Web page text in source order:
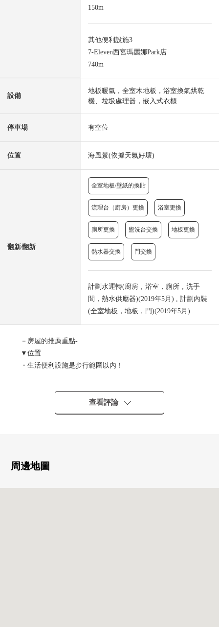
150m
其他便利設施3
7-Eleven西宮瑪麗娜Park店
740m
設備
地板暖氣，全室木地板，浴室換氣烘乾
機、垃圾處理器，嵌入式衣櫃
停車場 有空位
位置 海風景(依據天氣好壞)
翻新⁄翻新
全室地板/壁紙的換貼
流理台（廚房）更換 浴室更換
廁所更換 盥洗台交換 地板更換
熱水器交換 門交換
計劃水運轉(廚房，浴室，廁所，洗手
間，熱水供應器)(2019年5月) , 計劃內裝
(全室地板，地板，門)(2019年5月)
－房屋的推薦重點-
▼位置
・生活便利設施是步行範圍以內！
▼Mansion的特徴
・寵物飼養可(有規章限制)
查看評論
周邊地圖